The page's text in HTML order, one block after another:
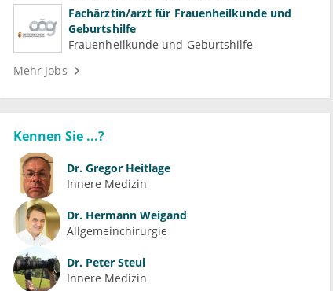
Fachärztin/arzt für Frauenheilkunde und
Geburtshilfe
Frauenheilkunde und Geburtshilfe
Mehr Jobs
Kennen Sie ...?
Dr. Gregor Heitlage
Innere Medizin
Dr. Hermann Weigand
Allgemeinchirurgie
Dr. Peter Steul
Innere Medizin